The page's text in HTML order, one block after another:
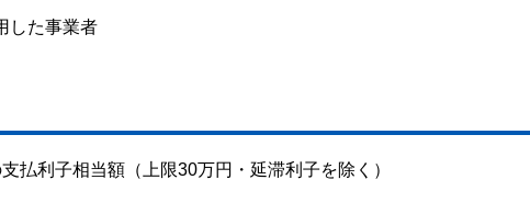
した事業者
払利子相当額（上限30万円・延滞利子を除く）